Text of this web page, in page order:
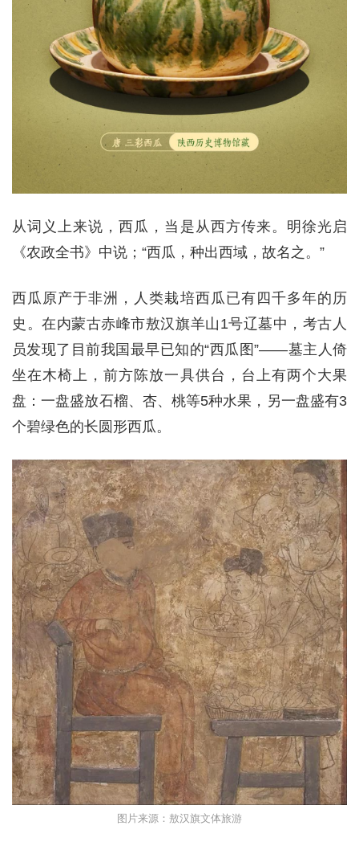
从词义上来说，西瓜，当是从西方传来。明徐光启
《农政全书》中说；“西瓜，种出西域，故名之。”
西瓜原产于非洲，人类栽培西瓜已有四千多年的历
史。在内蒙古赤峰市敖汉旗羊山1号辽墓中，考古人
员发现了目前我国最早已知的“西瓜图”——墓主人倚
坐在木椅上，前方陈放一具供台，台上有两个大果
盘：一盘盛放石榴、杏、桃等5种水果，另一盘盛有3
个碧绿色的长圆形西瓜。
图片来源：敖汉旗文体旅游